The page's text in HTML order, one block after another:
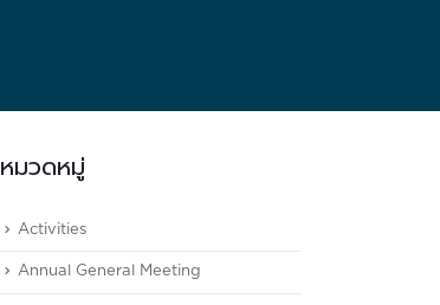
หมวดหมู่
Activities
Annual General Meeting